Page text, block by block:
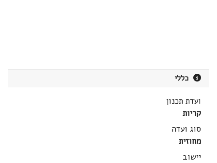
כללי
ועדת תכנון
קריות
סוג ועדה
מחוזית
יישוב